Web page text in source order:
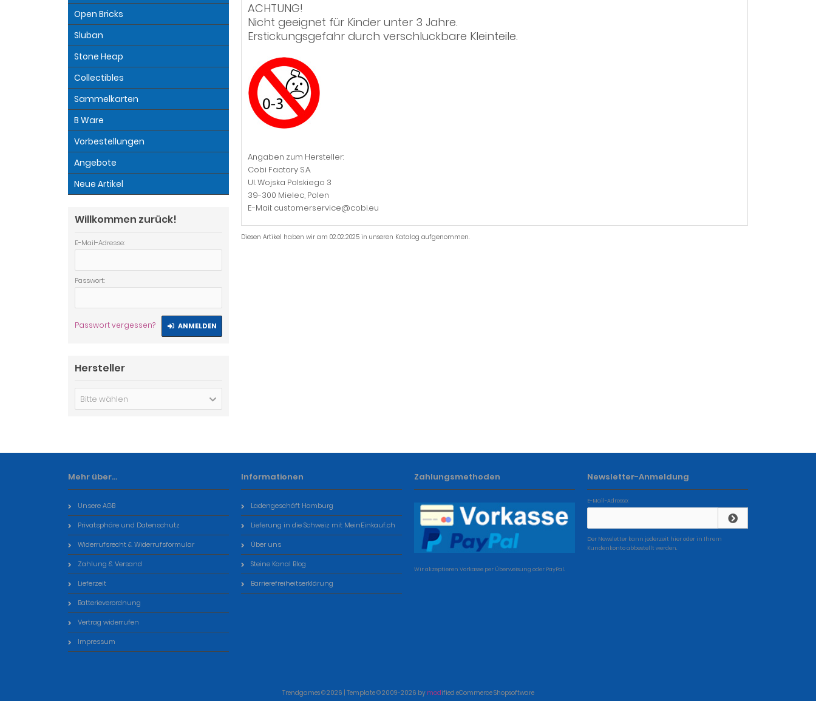
ACHTUNG!
Nicht geeignet für Kinder unter 3 Jahre.
Erstickungsgefahr durch verschluckbare Kleinteile.
Angaben zum Hersteller:
Cobi Factory S.A.
Ul. Wojska Polskiego 3
39-300 Mielec, Polen
E-Mail: customerservice@cobi.eu
Diesen Artikel haben wir am 02.02.2025 in unseren Katalog aufgenommen.
Open Bricks
Sluban
Stone Heap
Collectibles
Sammelkarten
B Ware
Vorbestellungen
Angebote
Neue Artikel
Willkommen zurück!
E-Mail-Adresse:
Passwort:
Passwort vergessen? ANMELDEN
Hersteller
Bitte wählen
Mehr über...
Unsere AGB
Privatsphäre und Datenschutz
Widerrufsrecht & Widerrufsformular
Zahlung & Versand
Lieferzeit
Batterieverordnung
Vertrag widerrufen
Impressum
Informationen
Ladengeschäft Hamburg
Lieferung in die Schweiz mit MeinEinkauf.ch
Über uns
Steine Kanal Blog
Barrierefreiheitserklärung
Zahlungsmethoden
Wir akzeptieren Vorkasse per Überweisung oder PayPal.
Newsletter-Anmeldung
E-Mail-Adresse:
Der Newsletter kann jederzeit hier oder in Ihrem
Kundenkonto abbestellt werden.
Trendgames © 2026 | Template © 2009-2026 by modified eCommerce Shopsoftware